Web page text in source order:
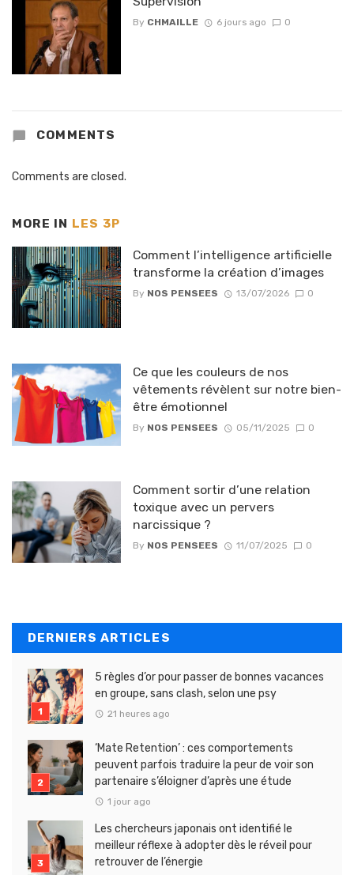
By CHMAILLE 6 jours ago 0
COMMENTS
Comments are closed.
MORE IN LES 3P
Comment l’intelligence artificielle
transforme la création d’images
By NOS PENSEES 13/07/2026 0
Ce que les couleurs de nos
vêtements révèlent sur notre bien-
être émotionnel
By NOS PENSEES 05/11/2025 0
Comment sortir d’une relation
toxique avec un pervers
narcissique ?
By NOS PENSEES 11/07/2025 0
DERNIERS ARTICLES
5 règles d’or pour passer de bonnes vacances
en groupe, sans clash, selon une psy
21 heures ago
‘Mate Retention’ : ces comportements
peuvent parfois traduire la peur de voir son
partenaire s’éloigner d’après une étude
1 jour ago
Les chercheurs japonais ont identifié le
meilleur réflexe à adopter dès le réveil pour
retrouver de l’énergie